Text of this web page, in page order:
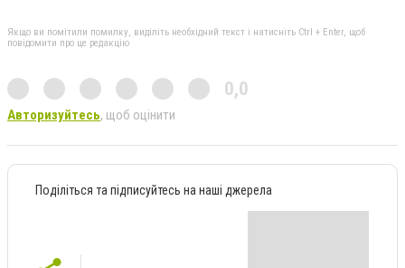
Якщо ви помітили помилку, виділіть необхідний текст і натисніть Ctrl + Enter, щоб
повідомити про це редакцію
0,0
Авторизуйтесь, щоб оцінити
Поділіться та підписуйтесь на наші джерела